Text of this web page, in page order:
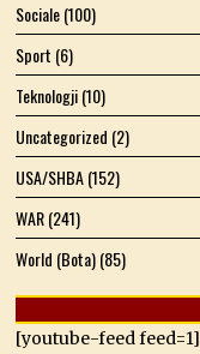
Sociale(100)
Sport (6)
Teknologji(10)
Uncategorized (2)
USA/SHBA(152)
WAR(241)
World (Bota)(85)
[youtube-feed feed=1]